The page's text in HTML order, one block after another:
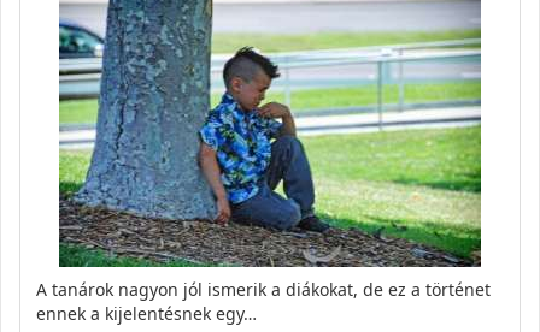
A tanárok nagyon jól ismerik a diákokat, de ez a történet
ennek a kijelentésnek egy…